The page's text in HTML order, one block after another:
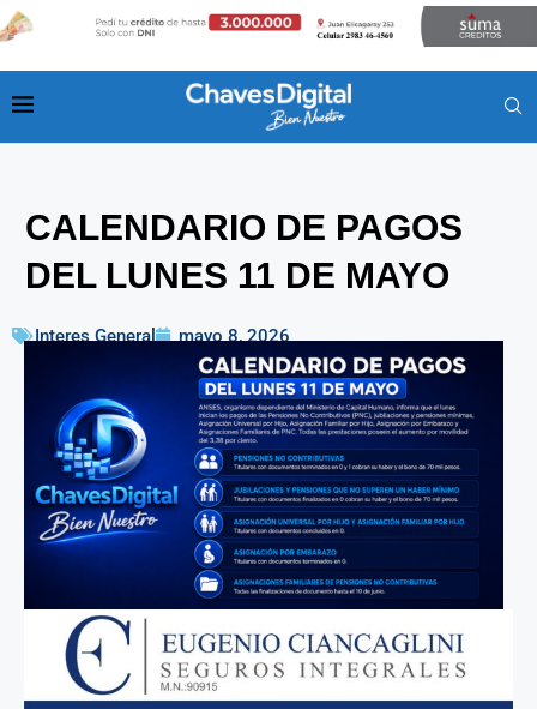
CALENDARIO DE PAGOS
DEL LUNES 11 DE MAYO
Interes General mayo 8, 2026